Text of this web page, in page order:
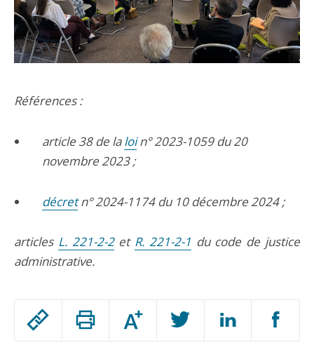
Passer
Augmenter
ou
Références :
article 38 de laloin° 2023-1059 du 20
novembre 2023 ;
décretn° 2024-1174 du 10 décembre 2024 ;
articles L. 221-2-2et R. 221-2-1 du code de justice
administrative.